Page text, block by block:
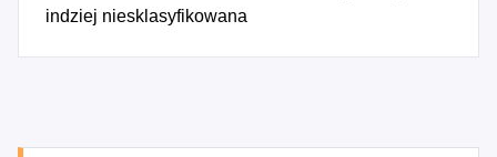
indziej niesklasyfikowana